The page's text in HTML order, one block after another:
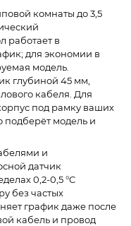
комнаты до 3,5
работает в
для экономии в
модель.
глубиной 45 мм,
кабеля. Для
под рамку ваших
модель и
и
датчик
0,2-0,5 °C
без частых
график даже после
кабель и провод